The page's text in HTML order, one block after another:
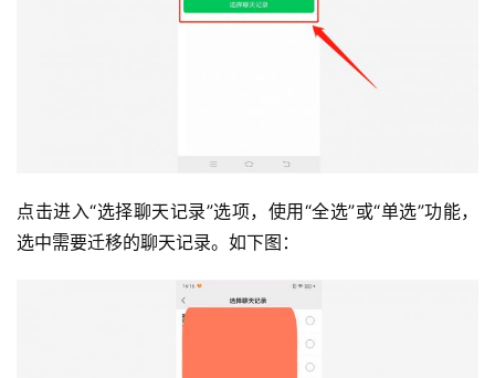
点击进入“选择聊天记录”选项，使用“全选”或“单选”功能，
选中需要迁移的聊天记录。如下图：